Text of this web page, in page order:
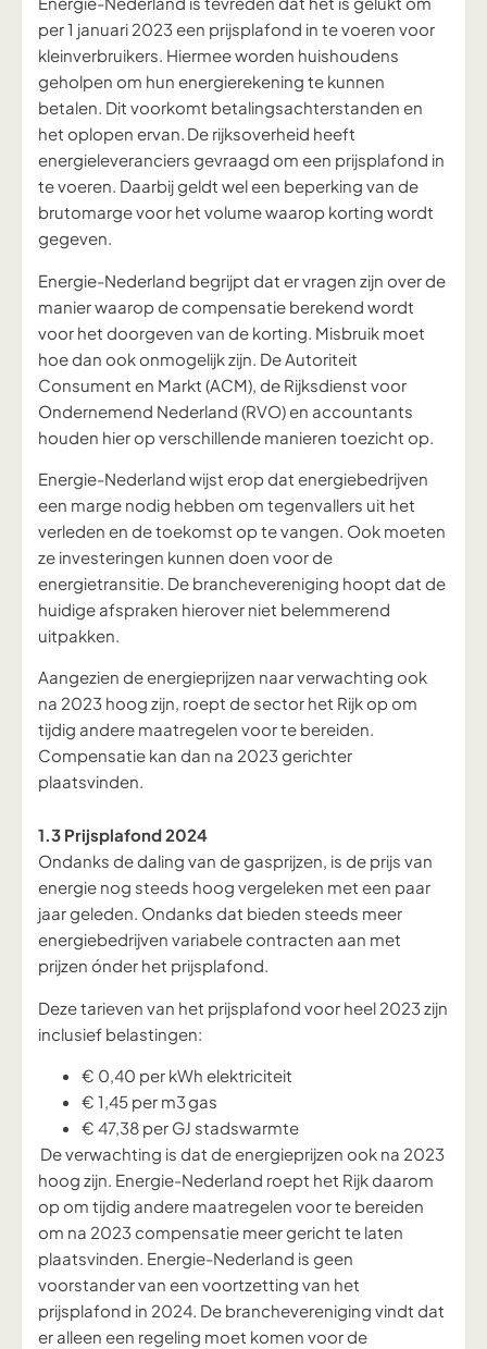
per 1 januari 2023 een prijsplafond in te voeren voor
kleinverbruikers. Hiermee worden huishoudens
geholpen om hun energierekening te kunnen
betalen. Dit voorkomt betalingsachterstanden en
het oplopen ervan. De rijksoverheid heeft
energieleveranciers gevraagd om een prijsplafond in
te voeren. Daarbij geldt wel een beperking van de
brutomargevoor het volume waarop korting wordt
gegeven.
Energie-Nederland begrijpt dat er vragen zijn over de
manier waarop de compensatie berekend wordt
voor het doorgeven van de korting. Misbruik moet
hoe dan ook onmogelijk zijn. De Autoriteit
Consument en Markt (ACM), de Rijksdienst voor
Ondernemend Nederland (RVO) en accountants
houden hier op verschillende manieren toezicht op.
Energie-Nederland wijst erop dat energiebedrijven
een marge nodig hebben om tegenvallers uit het
verleden en de toekomst op te vangen. Ook moeten
ze investeringen kunnen doen voor de
energietransitie. De branchevereniging hoopt dat de
huidige afspraken hierover niet belemmerend
uitpakken.
Aangezien de energieprijzen naar verwachting ook
na 2023 hoog zijn, roept de sector het Rijk op om
tijdig andere maatregelen voor te bereiden.
Compensatie kan dan na 2023 gerichter
plaatsvinden.
1.3 Prijsplafond 2024
Ondanks de daling van de gasprijzen, is de prijs van
energie nog steeds hoog vergeleken met een paar
jaar geleden. Ondanks dat bieden steeds meer
energiebedrijven variabele contracten aan met
prijzen ónder het prijsplafond.
Deze tarieven van het prijsplafond voor heel 2023 zijn
inclusief belastingen:
€ 0,40 per kWh elektriciteit
€ 1,45 per m3gas
€ 47,38 per GJ stadswarmte
De verwachting is dat de energieprijzen ook na 2023
hoog zijn. Energie-Nederland roept het Rijk daarom
op om tijdig andere maatregelen voor te bereiden
om na 2023 compensatie meer gericht te laten
plaatsvinden. Energie-Nederland is geen
voorstander van een voortzetting van het
prijsplafond in 2024. De branchevereniging vindt dat
er alleen een regeling moet komen voor de